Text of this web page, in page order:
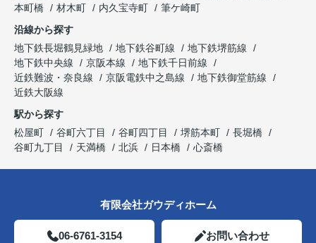
本町橋
材木町 内久宝寺町
筆ケ崎町
沿線から探す
地下鉄長堀鶴見緑地
地下鉄谷町線
地下鉄堺筋線
地下鉄中央線
京阪本線
地下鉄千日前線
近鉄難波・奈良線
京阪電鉄中之島線
地下鉄御堂筋線
近鉄大阪線
駅から探す
松屋町
谷町六丁目 谷町四丁目 堺筋本町
長堀橋
谷町九丁目
天満橋 北浜 日本橋 心斎橋
有限会社ガウディホーム
06-6761-3154 お問い合わせ